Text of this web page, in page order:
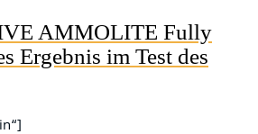
AMMOLITE Fully
Ergebnis im Test des